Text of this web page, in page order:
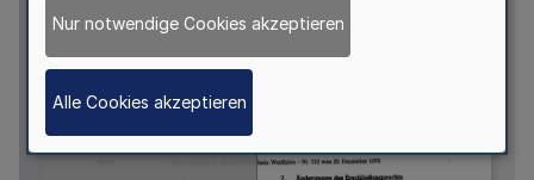
Nur notwendige Cookies akzeptieren
Alle Cookies akzeptieren